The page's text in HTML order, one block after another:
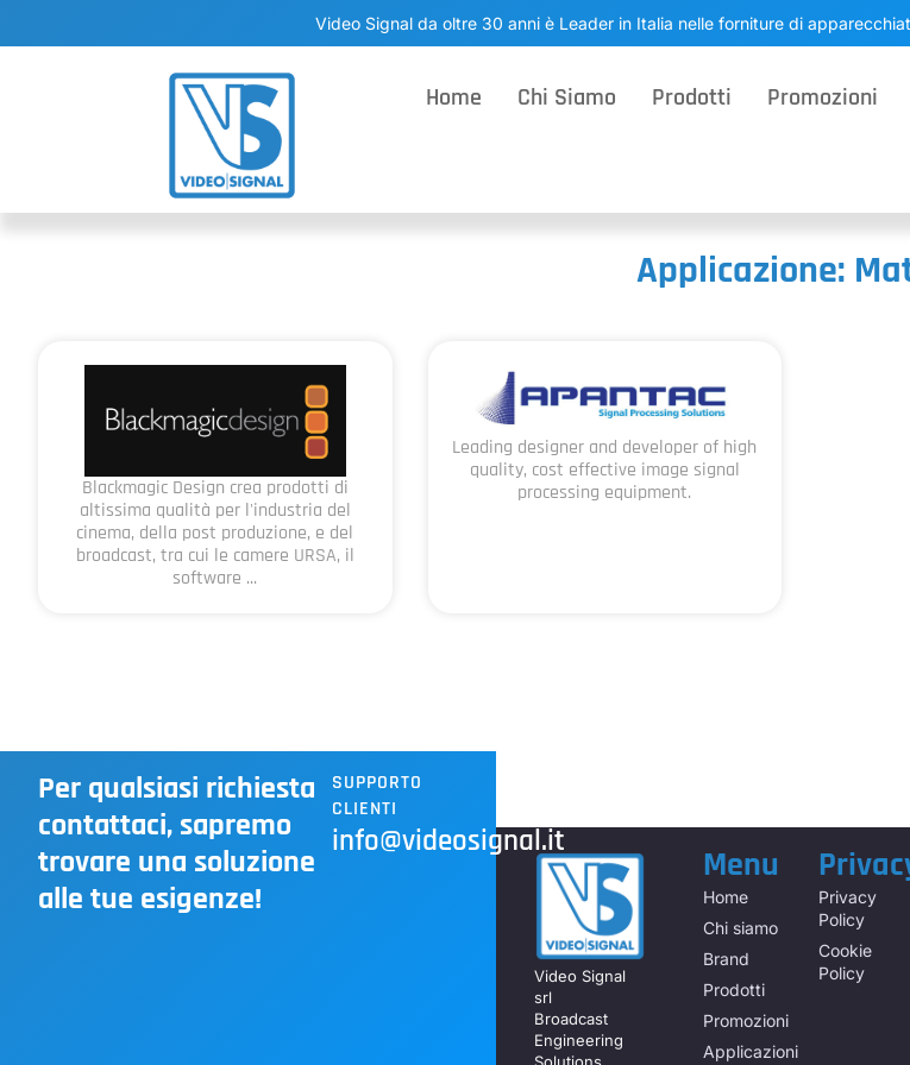
Video Signal da oltre 30 anni è Leader in Italia nelle forniture di
Home Chi Siamo Prodotti Promozioni
Applicazione:
Blackmagic Design crea prodotti di
altissima qualità per l'industria del
cinema, della post produzione, e del
broadcast, tra cui le camere URSA, il
software ...
Leading designer and developer of high
quality, cost effective image signal
processing equipment.
Per qualsiasi richiesta
contattaci, sapremo
trovare una soluzione
alle tue esigenze!
SUPPORTO
CLIENTI
info@videosignal.it
Video Signal
srl
Broadcast
Engineering
Menu
Home
Chi siamo
Brand
Prodotti
Promozioni
Applicazioni
Privacy
Policy
Cookie
Policy